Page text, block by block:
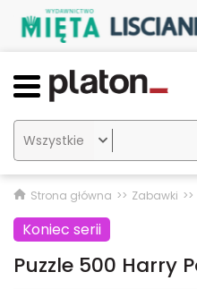

Strona główna Zabawki
Koniec serii
Puzzle 500 Harry